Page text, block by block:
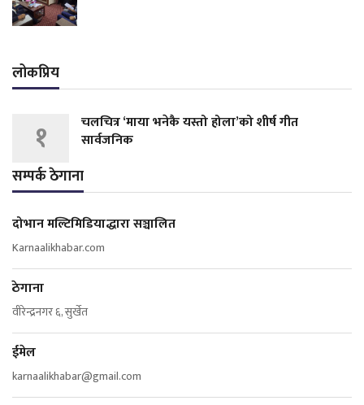
लोकप्रिय
१
चलचित्र ‘माया भनेकै यस्तो होला’को शीर्ष गीत
सार्वजनिक
सम्पर्क ठेगाना
दोभान मल्टिमिडियाद्धारा सञ्चालित
Karnaalikhabar.com
ठेगाना
वीरेन्द्रनगर ६, सुर्खेत
ईमेल
karnaalikhabar@gmail.com